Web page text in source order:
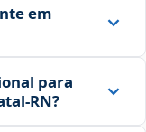
em
para